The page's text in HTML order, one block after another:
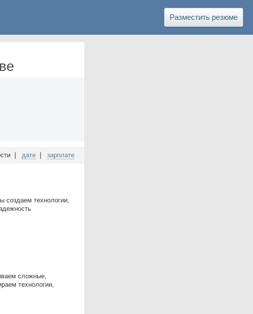
Разместить резюме
| дате зарплате
создаем технологии,
сложные,
технологии,